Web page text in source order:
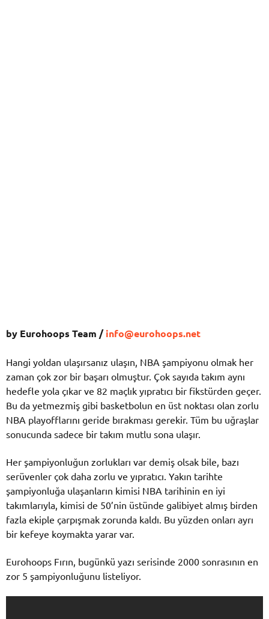
by Eurohoops Team /info@eurohoops.net
Hangi yoldan ulaşırsanız ulaşın, NBA şampiyonu olmak her
zaman çok zor bir başarı olmuştur. Çok sayıda takım aynı
hedefle yola çıkar ve 82 maçlık yıpratıcı bir fikstürden geçer.
Bu da yetmezmiş gibi basketbolun en üst noktası olan zorlu
NBA playofflarını geride bırakması gerekir. Tüm bu uğraşlar
sonucunda sadece bir takım mutlu sona ulaşır.
Her şampiyonluğun zorlukları var demiş olsak bile, bazı
serüvenler çok daha zorlu ve yıpratıcı. Yakın tarihte
şampiyonluğa ulaşanların kimisi NBA tarihinin en iyi
takımlarıyla, kimisi de 50’nin üstünde galibiyet almış birden
fazla ekiple çarpışmak zorunda kaldı. Bu yüzden onları ayrı
bir kefeye koymakta yarar var.
Eurohoops Fırın, bugünkü yazı serisinde 2000 sonrasının en
zor 5 şampiyonluğunu listeliyor.